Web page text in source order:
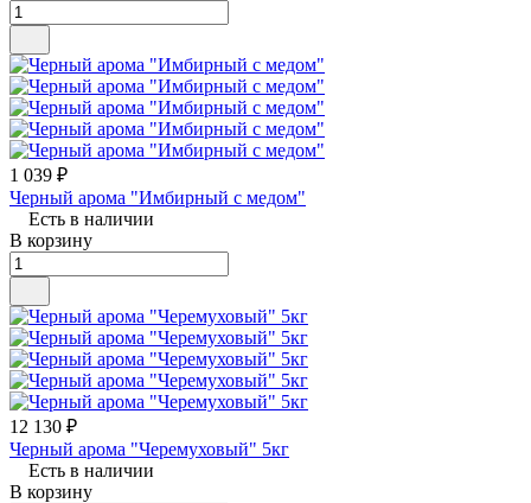
1 039 ₽
Черный арома "Имбирный с медом"
Есть в наличии
В корзину
12 130 ₽
Черный арома "Черемуховый" 5кг
Есть в наличии
В корзину